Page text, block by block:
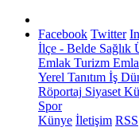
Facebook Twitter
İlçe - Belde Sağlık
Emlak Turizm
Yerel Tanıtım İş
Röportaj Siyaset
Spor
Künye İletişim RSS